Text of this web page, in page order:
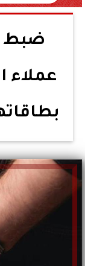
ضبط
عملاء